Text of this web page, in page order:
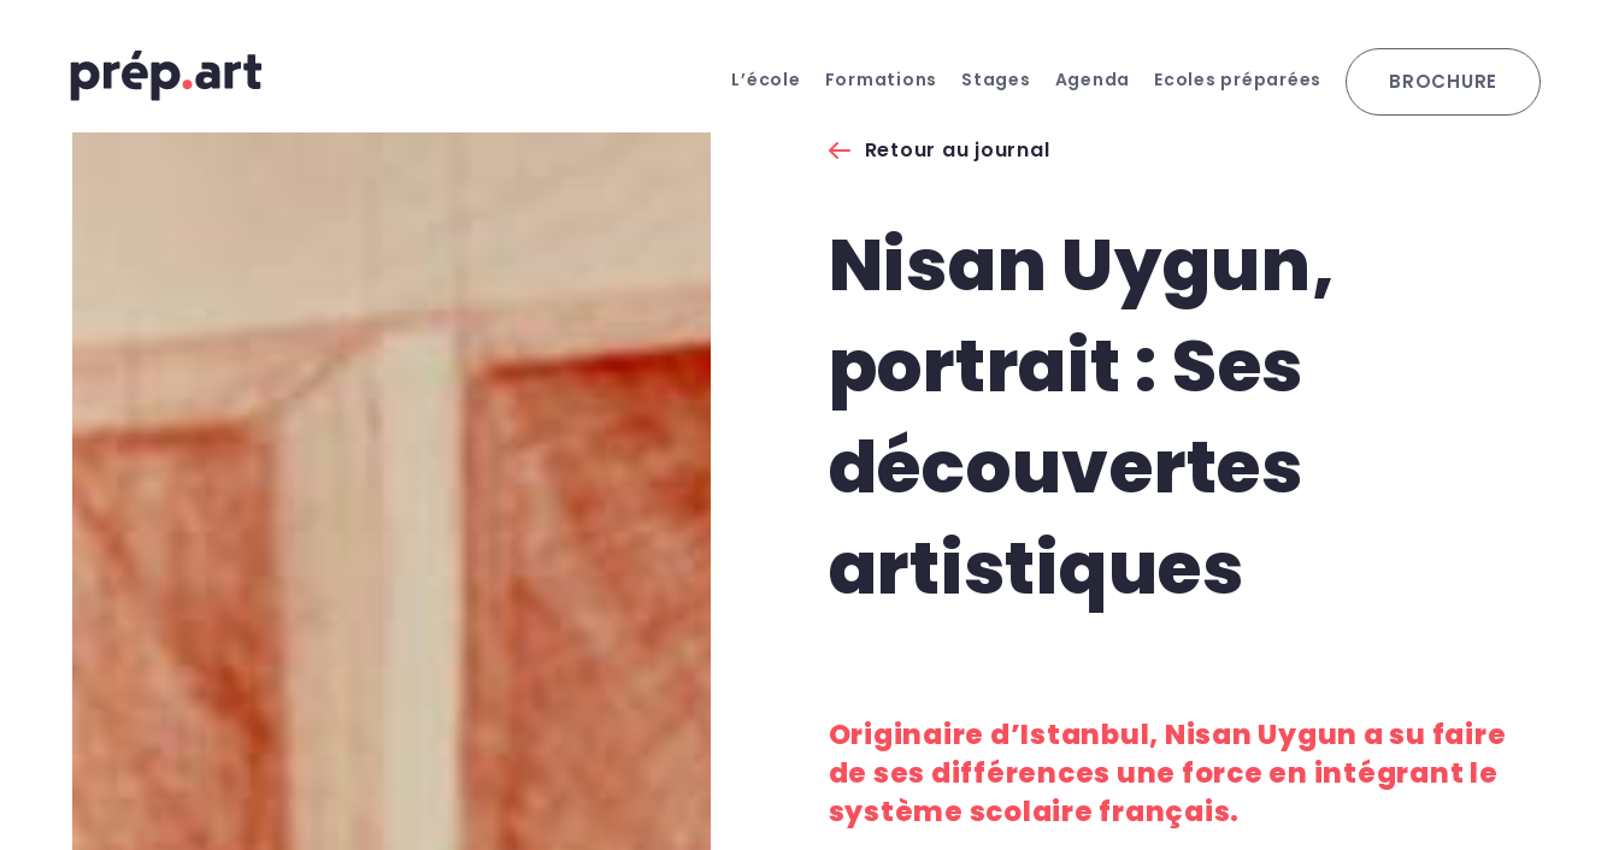
L’école Formations Stages Agenda Ecoles préparées BROCHURE
Retour au journal
Nisan Uygun,
portrait : Ses
découvertes
artistiques
Originaire d’Istanbul, Nisan Uygun a su faire
de ses différences une force en intégrant le
système scolaire français.